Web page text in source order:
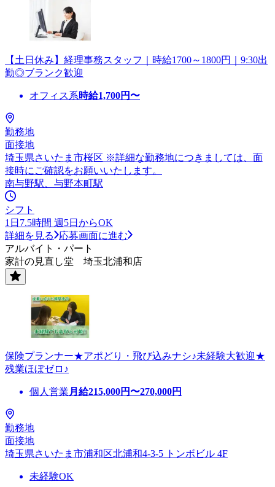
【土日休み】経理事務スタッフ｜時給1700～1800円｜9:30出
勤◎ブランク歓迎
オフィス系時給1,700円〜
勤務地
面接地
埼玉県さいたま市桜区 ※詳細な勤務地につきましては、面
接時にご確認をお願いいたします。
南与野駅、与野本町駅
シフト
1日7.5時間 週5日からOK
詳細を見る
応募画面に進む
アルバイト・パート
家計の見直し堂 埼玉北浦和店
保険プランナー★アポどり・飛び込みナシ♪未経験大歓迎★
残業ほぼゼロ♪
個人営業 月給215,000円〜270,000円
勤務地
面接地
埼玉県さいたま市浦和区北浦和4-3-5 トンボビル 4F
未経験OK